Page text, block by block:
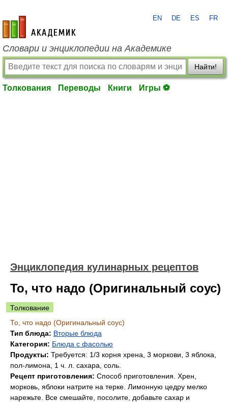
academic.ru
EN DE ES FR
Словари и энциклопедии на Академике
Найти!
Толкования Переводы Книги Игры ⚽
Энциклопедия кулинарных рецептов
То, что надо (Оригинальный соус)
Толкование
То, что надо (Оригинальный соус)
Тип блюда: Вторые блюда
Категория: Блюда с фасолью
Продукты: Требуется: 1/3 корня хрена, 3 моркови, 3 яблока,
пол-лимона, 1 ч. л. сахара, соль.
Рецепт приготовления: Способ приготовления. Хрен,
морковь, яблоки натрите на терке. Лимонную цедру мелко
нарежьте. Все смешайте, посолите, добавьте сахар и